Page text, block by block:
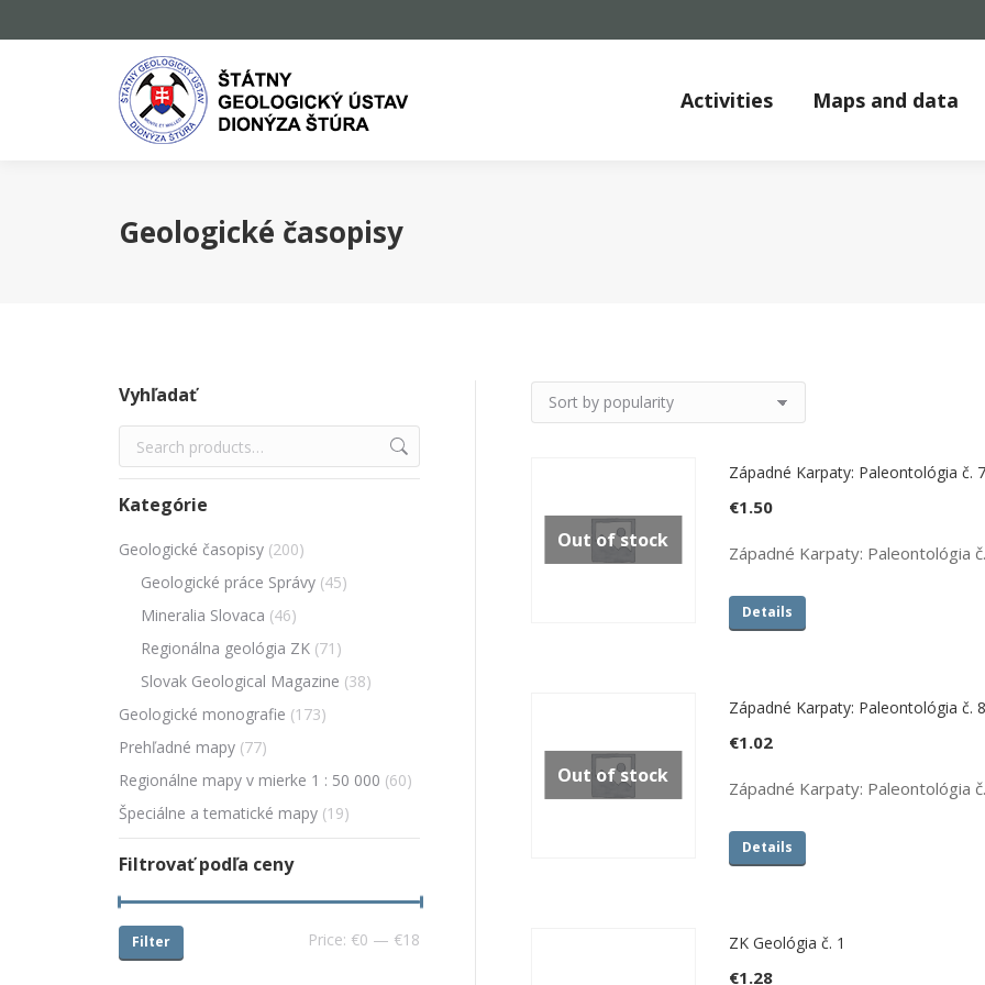
Activities Maps and data
Geologické časopisy
Out of stock
Západné Karpaty: Paleontológia č. 7
€1.50
Západné Karpaty: Paleontológia
Details
Out of stock
Západné Karpaty: Paleontológia č. 8
€1.02
Západné Karpaty: Paleontológia
Details
ZK Geológia č. 1
€1.28
Vyhľadať
Kategórie
Geologické časopisy (200)
Geologické práce Správy (45)
Mineralia Slovaca (46)
Regionálna geológia ZK (71)
Slovak Geological Magazine (38)
Geologické monografie (173)
Prehľadné mapy (77)
Regionálne mapy v mierke 1 : 50 000 (60)
Špeciálne a tematické mapy (19)
Filtrovať podľa ceny
Filter Price: €0 — €18